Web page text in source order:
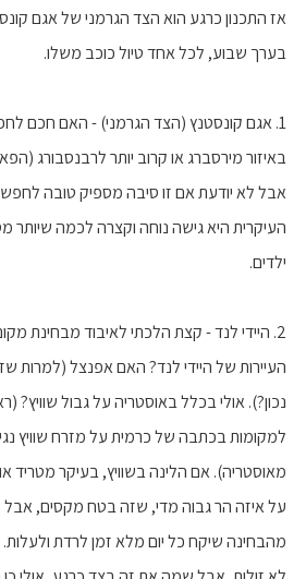
אז התכנון כרגע הוא הצד הגרמני של אגם
בערך שבוע, לכל אחד טיול כוכב משלו.
1. אגם קונסטנץ (הצד הגרמני) - האם חכם
באיזור מירסברג או קרוב יותר לרבנסבורג
אבל לא יודעת אם זו סיבה מספיק טובה
העיקרית היא גישה נוחה וקצרה לכמה שיותר
ילדים.
2. היידי לנד - קצת הלכתי לאיבוד מבחינת
העיירות של היידי לנד? האם אפנצל (למרות
נכון?). אולי בכלל באוסטריה על גבול
למקומות בכתבה של כרמית על מזרח שוויץ
מאוסטריה). אם הלינה בשוויץ, בעיקר מטריד
על איזה הר גבוה מדי, שזה בטח מקסים,
מהבחינה שיקח כל יום מלא זמן לרדת